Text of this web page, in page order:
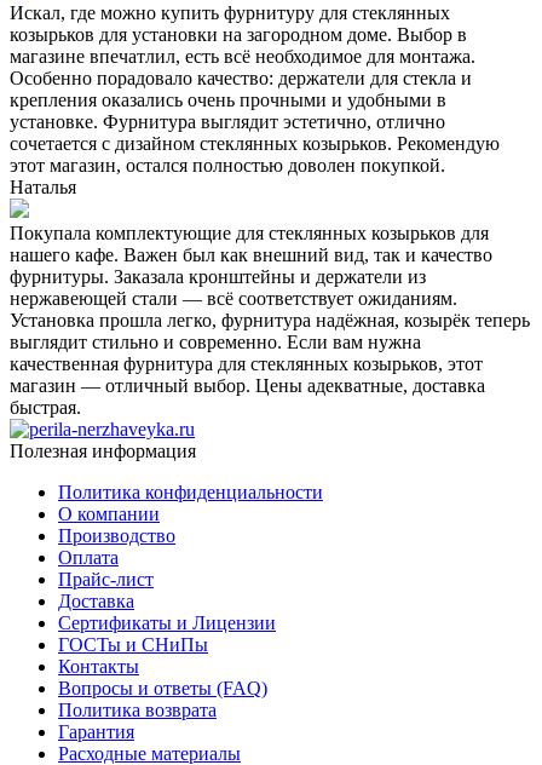
Искал, где можно купить фурнитуру для стеклянных
козырьков для установки на загородном доме. Выбор в
магазине впечатлил, есть всё необходимое для монтажа.
Особенно порадовало качество: держатели для стекла и
крепления оказались очень прочными и удобными в
установке. Фурнитура выглядит эстетично, отлично
сочетается с дизайном стеклянных козырьков. Рекомендую
этот магазин, остался полностью доволен покупкой.
Наталья
Покупала комплектующие для стеклянных козырьков для
нашего кафе. Важен был как внешний вид, так и качество
фурнитуры. Заказала кронштейны и держатели из
нержавеющей стали — всё соответствует ожиданиям.
Установка прошла легко, фурнитура надёжная, козырёк теперь
выглядит стильно и современно. Если вам нужна
качественная фурнитура для стеклянных козырьков, этот
магазин — отличный выбор. Цены адекватные, доставка
быстрая.
Полезная информация
Политика конфиденциальности
О компании
Производство
Оплата
Прайс-лист
Доставка
Сертификаты и Лицензии
ГОСТы и СНиПы
Контакты
Вопросы и ответы (FAQ)
Политика возврата
Гарантия
Расходные материалы